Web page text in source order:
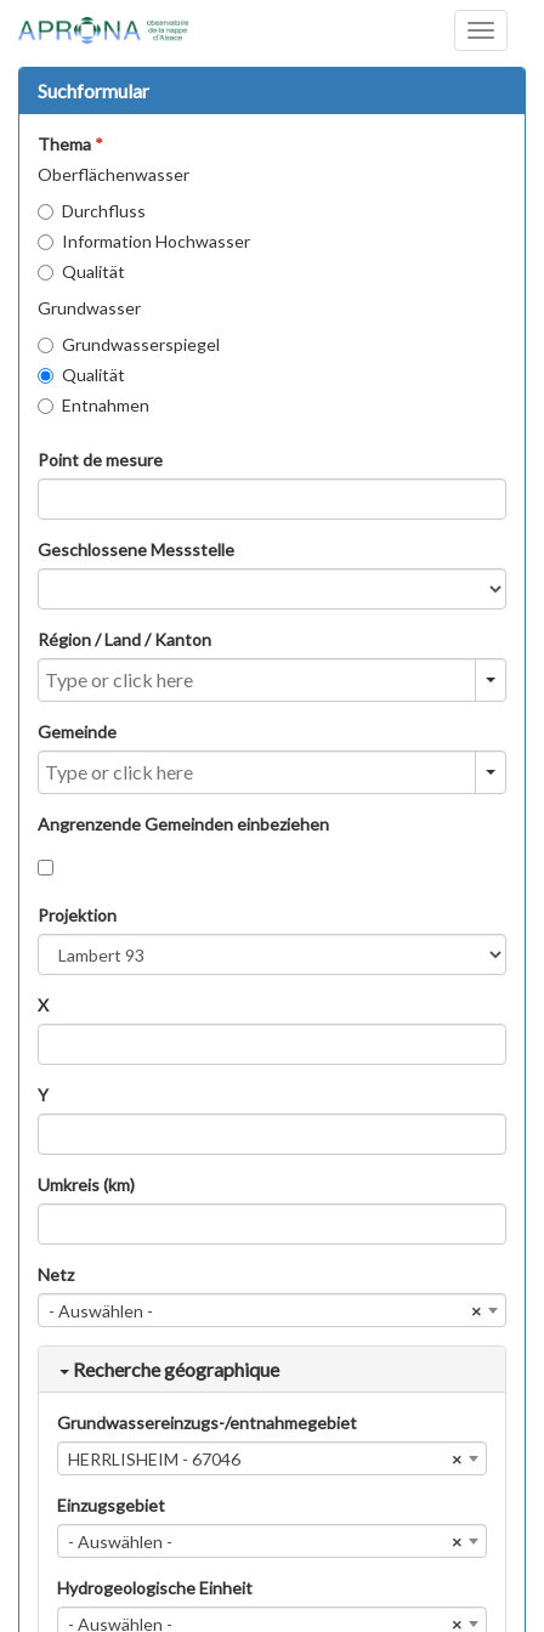
Toggle
Suchformular
Thema
Oberflächenwasser
Durchfluss
Information Hochwasser
Qualität
Grundwasser
Grundwasserspiegel
Qualität
Entnahmen
Point de mesure
Geschlossene Messstelle
Région / Land / Kanton
Gemeinde
Angrenzende Gemeinden einbeziehen
Projektion
X
Y
Umkreis (km)
Netz
×
- Auswählen -
Recherche géographique
Grundwassereinzugs-/entnahmegebiet
×
HERRLISHEIM - 67046
Einzugsgebiet
×
- Auswählen -
Hydrogeologische Einheit
×
- Auswählen -